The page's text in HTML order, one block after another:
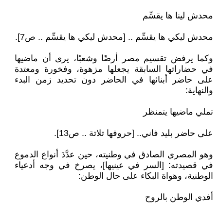
محدش لينا ها يقسِّم
محدش ليكي ها يقسِّم .. [محدش ليكي ها يقسِّم .. ص7].
وكما يرفض تقسيم مصر أرضًا وشعبًا، يرى أن ماضيها
في حضاراتها السابقة يجعلها مزهوة، وفخورة ومعتدة
على حاضر أبنائها في الحاضر دون تحديد زمن البدء
والنهاية:
تملي ماضيها يتمنظر
على حاضر بليد فاني.. [حروفها تلاتة .. ص13].
وهو المصري الصادق في وطنيته، حين عدَّدَ أنواع الدموع
في قصيدته: [السر في عينيها]، يصرخ في وجه أدعياء
الوطنية، وهواة البكاء على حال الوطن:
أفدي الوطن بالروح